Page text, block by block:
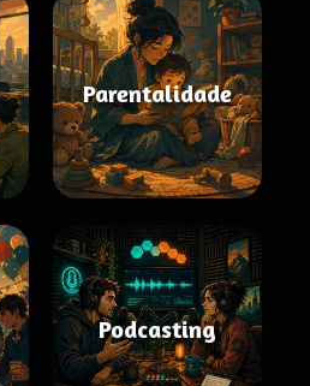
Parentalidade
Podcasting